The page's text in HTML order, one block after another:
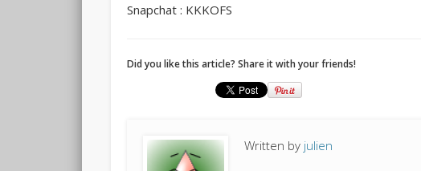
Snapchat : KKKOFS
Did you like this article? Share it with your friends!
Written by julien